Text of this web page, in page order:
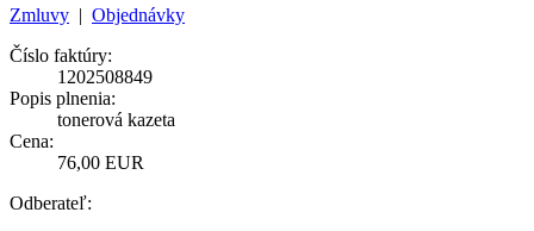
Zmluvy | Objednávky
Číslo faktúry:
1202508849
Popis plnenia:
tonerová kazeta
Cena:
76,00 EUR
Odberateľ: